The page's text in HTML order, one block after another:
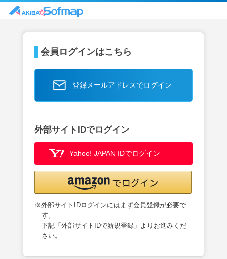
会員ログインはこちら
登録メールアドレスでログイン
外部サイトIDでログイン
Yahoo! JAPAN IDでログイン
※外部サイトIDログインにはまず会員登録が必要で
す。
下記「外部サイトIDで新規登録」よりお進みくだ
さい。